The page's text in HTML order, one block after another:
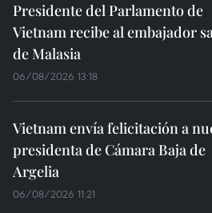
Presidente del Parlamento de
Vietnam recibe al embajador
de Malasia
06/08/2026 13:18
Vietnam envía felicitación a
presidenta de Cámara Baja de
Argelia
06/08/2026 11:21